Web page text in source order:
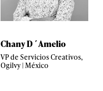
Chany D´Amelio
VP de Servicios Creativos,
Ogilvy | México